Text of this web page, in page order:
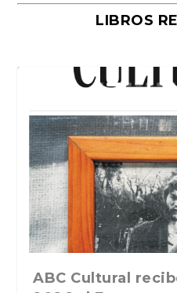
LIBROS
La verdadera
ABC Cultural
La cultura de la